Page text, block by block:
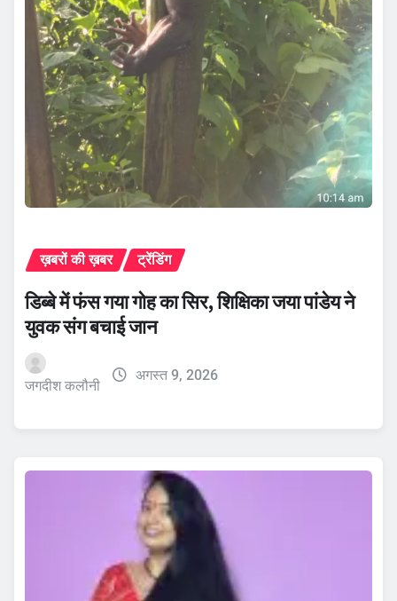
ख़बरों की ख़बर ट्रेंडिंग
डिब्बे में फंस गया गोह का सिर, शिक्षिका जया पांडेय ने
युवक संग बचाई जान
जगदीश कलौनी
अगस्त 9, 2026